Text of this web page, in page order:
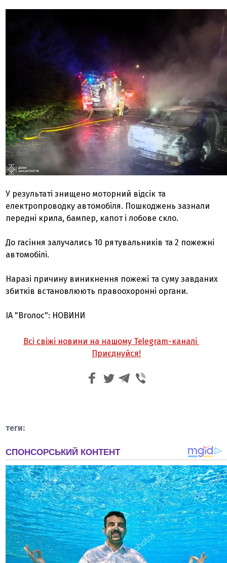
У результаті знищено моторний відсік та
електропроводку автомобіля. Пошкоджень зазнали
передні крила, бампер, капот і лобове скло.
До гасіння залучались 10 рятувальників та 2 пожежні
автомобілі.
Наразі причину виникнення пожежі та суму завданих
збитків встановлюють правоохоронні органи.
ІА "Вголос": НОВИНИ
Всі свіжі новини на нашому Telegram-каналі
Приєднуйся!